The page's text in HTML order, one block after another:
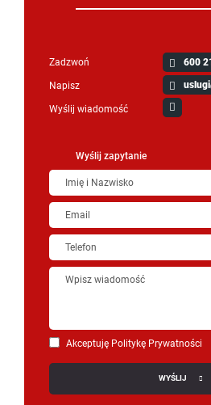
Zadzwoń
Napisz
Wyślij wiadomość
600
Wyślij zapytanie
Akceptuję Politykę Prywatności
WYŚLIJ